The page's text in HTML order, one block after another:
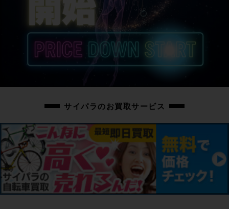
サイパラのお買取サービス